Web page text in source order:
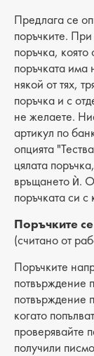
Категория:
Лицев
Хастар: еко
Ходило/
Вид стелка:
Височина
Височина
Разстояние
Предлага се
поръчките.
поръчка,
поръчката има
някой от тях,
поръчка и с
не желаете.
артикул по
опцията
цялата
връщането ѝ.
поръчката си с
Поръчките
(считано от
Поръчките
потвърждение
потвърждение
когато
проверявайте
получили